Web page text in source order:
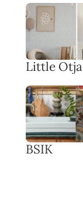
Little Otja
BSIK